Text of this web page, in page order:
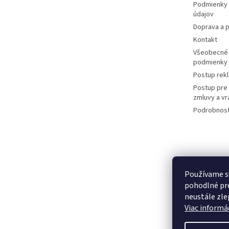
Používame
pohodlné
neustále
Viac
údajov
Doprava a
Kontakt
podmienky
Postup
Postup
zmluvy a